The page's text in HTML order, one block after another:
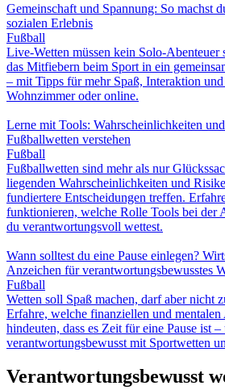
Gemeinschaft und Spannung: So machst
sozialen Erlebnis
Fußball
Live-Wetten müssen kein Solo-Abenteuer
das Mitfiebern beim Sport in ein
– mit Tipps für mehr Spaß, Interaktion
Wohnzimmer oder online.
Lerne mit Tools: Wahrscheinlichkeiten
Fußballwetten verstehen
Fußball
Fußballwetten sind mehr als nur
liegenden Wahrscheinlichkeiten und
fundiertere Entscheidungen treffen.
funktionieren, welche Rolle Tools bei der
du verantwortungsvoll wettest.
Wann solltest du eine Pause einlegen?
Anzeichen für verantwortungsbewusstes
Fußball
Wetten soll Spaß machen, darf aber nicht
Erfahre, welche finanziellen und mentalen
hindeuten, dass es Zeit für eine Pause ist
verantwortungsbewusst mit Sportwetten
Verantwortungsbewusst